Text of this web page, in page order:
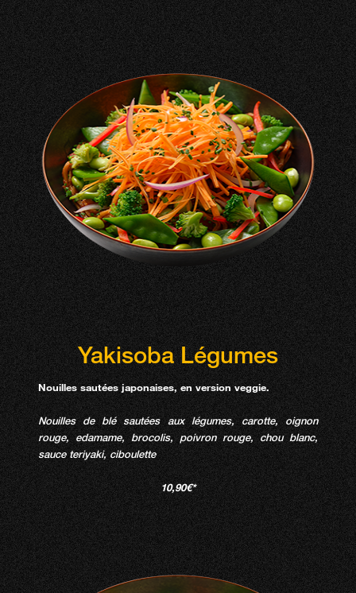
Yakisoba Légumes
Nouilles sautées japonaises, en version veggie.
Nouilles de blé sautées aux légumes, carotte, oignon
rouge, edamame, brocolis, poivron rouge, chou blanc,
sauce teriyaki, ciboulette
10,90€*